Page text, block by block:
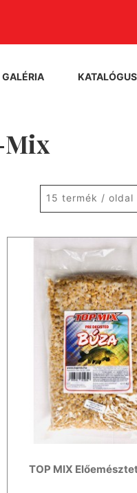
GALÉRIA
15 termék / oldal
TOP MIX